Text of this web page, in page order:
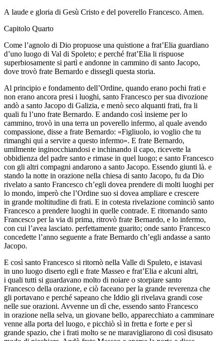
A laude e gloria di Gesù Cristo e del poverello Francesco. Amen.
Capitolo Quarto
Come l’agnolo di Dio propuose una quistione a frat’Elia guardiano
d’uno luogo di Val di Spoleto; e perché frat’Elia li rispuose
superbiosamente si partì e andonne in cammino di santo Jacopo,
dove trovò frate Bernardo e dissegli questa storia.
Al principio e fondamento dell’Ordine, quando erano pochi frati e
non erano ancora presi i luoghi, santo Francesco per sua divozione
andò a santo Jacopo di Galizia, e menò seco alquanti frati, fra li
quali fu l’uno frate Bernardo. E andando così insieme per lo
cammino, trovò in una terra un poverello infermo, al quale avendo
compassione, disse a frate Bernardo: «Figliuolo, io voglio che tu
rimanghi qui a servire a questo infermo». E frate Bernardo,
umilmente inginocchiandosi e inchinando il capo, ricevette la
obbidienza del padre santo e rimase in quel luogo; e santo Francesco
con gli altri compagni andarono a santo Jacopo. Essendo giunti là. e
stando la notte in orazione nella chiesa di santo Jacopo, fu da Dio
rivelato a santo Francesco ch’egli dovea prendere di molti luoghi per
lo mondo, imperò che l’Ordine suo si dovea ampliare e crescere
in grande moltitudine di frati. E in cotesta rivelazione cominciò santo
Francesco a prendere luoghi in quelle contrade. E ritornando santo
Francesco per la via di prima, ritrovò frate Bernardo, e lo infermo,
con cui l’avea lasciato. perfettamente guarito; onde santo Francesco
concedette l’anno seguente a frate Bernardo ch’egli andasse a santo
Jacopo.
E così santo Francesco si ritornò nella Valle di Spuleto, e istavasi
in uno luogo diserto egli e frate Masseo e frat’Elia e alcuni altri,
i quali tutti si guardavano molto di noiare o storpiare santo
Francesco della orazione, e ciò faceano per la grande reverenza che
gli portavano e perché sapeano che Iddio gli rivelava grandi cose
nelle sue orazioni. Avvenne un dì che, essendo santo Francesco
in orazione nella selva, un giovane bello, apparecchiato a camminare
venne alla porta del luogo, e picchiò sì in fretta e forte e per sì
grande spazio, che i frati molto se ne maravigliarono di così disusato